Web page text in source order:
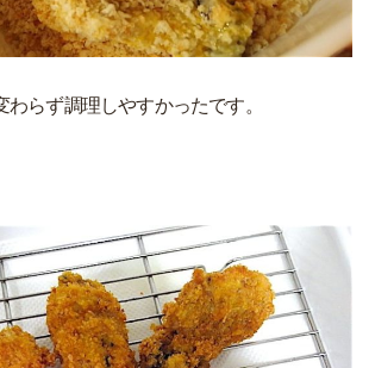
らず調理しやすかったです。